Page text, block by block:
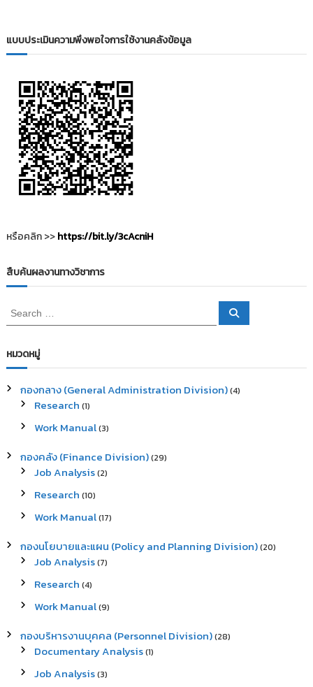
ง
า
จั
ย
แบบประเมินความพึงพอใจการใช้งานคลังข้อมูล
หรือคลิก >>https://bit.ly/3cAcniH
สืบค้นผลงานทางวิชาการ
e
r
c
f
S
หมวดหมู่
กองกลาง (General Administration Division)(4)
Research (1)
Work Manual(3)
กองคลัง (Finance Division)(29)
Job Analysis(2)
Research (10)
Work Manual(17)
กองนโยบายและแผน (Policy and Planning Division)(20)
Job Analysis(7)
Research (4)
Work Manual(9)
กองบริหารงานบุคคล (Personnel Division)(28)
Documentary Analysis(1)
Job Analysis(3)